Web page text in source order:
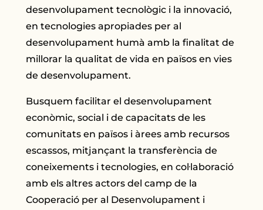
desenvolupament tecnològic i la innovació,
en tecnologies apropiades per al
desenvolupament humà amb la finalitat de
millorar la qualitat de vida en països en vies
de desenvolupament.
Busquem facilitar el desenvolupament
econòmic, social i de capacitats de les
comunitats en països i àrees amb recursos
escassos, mitjançant la transferència de
coneixements i tecnologies, en col·laboració
amb els altres actors del camp de la
Cooperació per al Desenvolupament i